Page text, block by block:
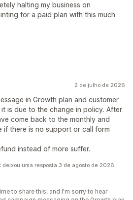
halting my business on
for a paid plan with this much
2 de julho de 2026
in Growth plan and customer
is due to the change in policy. After
come back to the monthly and
if there is no support or call form
instead of more suffer.
deixou uma resposta 3 de agosto de 2026
to share this, and I'm sorry to hear